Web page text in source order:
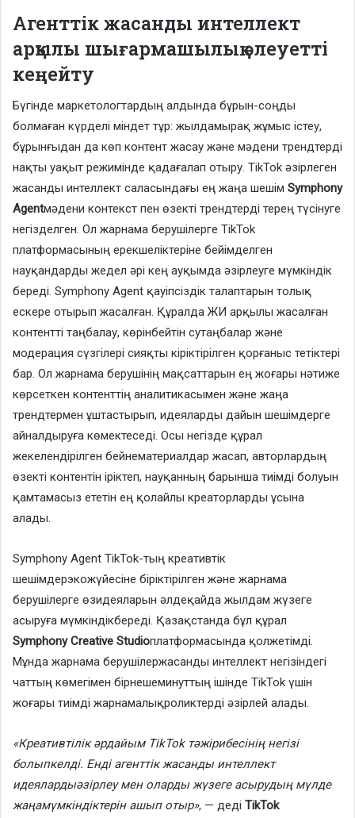
Агенттік жасанды интеллект
арқылы шығармашылық әлеуетті
кеңейту
Бүгінде маркетологтардың алдында бұрын-соңды
болмаған күрделі міндет тұр: жылдамырақ жұмыс істеу,
бұрынғыдан да көп контент жасау және мәдени трендтерді
нақты уақыт режимінде қадағалап отыру. TikTok әзірлеген
жасанды интеллект саласындағы ең жаңа шешім Symphony
Agentмәдени контекст пен өзекті трендтерді терең түсінуге
негізделген. Ол жарнама берушілерге TikTok
платформасының ерекшеліктеріне бейімделген
науқандарды жедел әрі кең ауқымда әзірлеуге мүмкіндік
береді. Symphony Agent қауіпсіздік талаптарын толық
ескере отырып жасалған. Құралда ЖИ арқылы жасалған
контентті таңбалау, көрінбейтін сутаңбалар және
модерация сүзгілері сияқты кіріктірілген қорғаныс тетіктері
бар. Ол жарнама берушінің мақсаттарын ең жоғары нәтиже
көрсеткен контенттің аналитикасымен және жаңа
трендтермен ұштастырып, идеяларды дайын шешімдерге
айналдыруға көмектеседі. Осы негізде құрал
жекелендірілген бейнематериалдар жасап, авторлардың
өзекті контентін іріктеп, науқанның барынша тиімді болуын
қамтамасыз ететін ең қолайлы креаторларды ұсына
алады.
Symphony Agent TikTok-тың креативтік
шешімдерэкожүйесіне біріктірілген және жарнама
берушілерге өзидеяларын әлдеқайда жылдам жүзеге
асыруға мүмкіндікбереді. Қазақстанда бұл құрал
Symphony Creative Studioплатформасында қолжетімді.
Мұнда жарнама берушілержасанды интеллект негізіндегі
чаттың көмегімен бірнешеминуттың ішінде TikTok үшін
жоғары тиімді жарнамалықроликтерді әзірлей алады.
«Креативтілік әрдайым TikTok тәжірибесінің негізі
болыпкелді. Енді агенттік жасанды интеллект
идеялардыәзірлеу мен оларды жүзеге асырудың мүлде
жаңамүмкіндіктерін ашып отыр», — деді TikTok